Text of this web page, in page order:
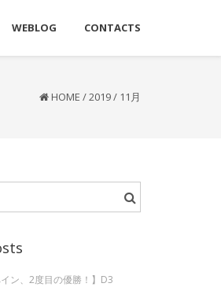
WEBLOG CONTACTS
HOME /2019/ 11月
イン、2度目の優勝！】D3